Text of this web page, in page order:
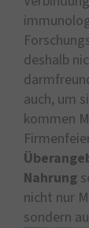
deshalb
auch, um
kommen
Nahrung
nicht nur
sondern